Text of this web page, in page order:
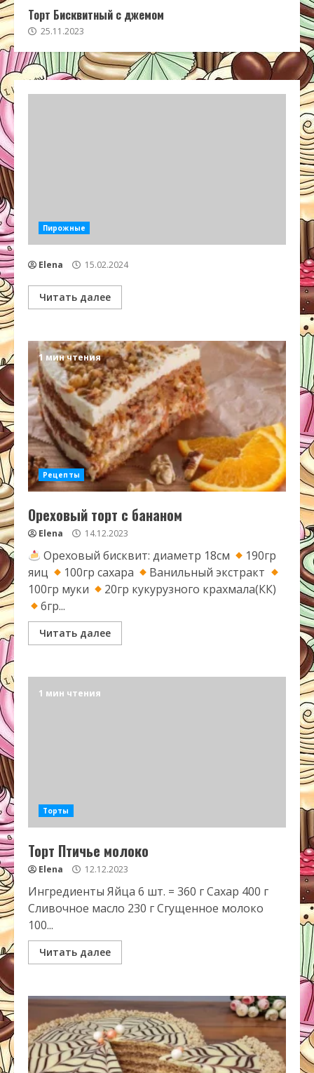
Торт Бисквитный с джемом
25.11.2023
Пирожные
Elena 15.02.2024
Читать далее
1 мин чтения
Рецепты
Ореховый торт с бананом
Elena 14.12.2023
Ореховый бисквит: диаметр 18см
190гр
яиц
100гр сахара
Ванильный экстракт
100гр муки
20гр кукурузного крахмала(КК)
6гр...
Читать далее
1 мин чтения
Торты
Торт Птичье молоко
Elena 12.12.2023
Ингредиенты Яйца 6 шт. = 360 г Сахар 400 г
Сливочное масло 230 г Сгущенное молоко
100...
Читать далее